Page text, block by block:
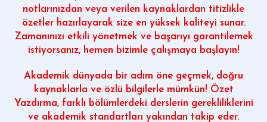
notlarınızdan veya verilen kaynaklardan titizlikle
özetler hazırlayarak size en yüksek kaliteyi sunar.
Zamanınızı etkili yönetmek ve başarıyı garantilemek
istiyorsanız, hemen bizimle çalışmaya başlayın!
Akademik dünyada bir adım öne geçmek, doğru
kaynaklarla ve özlü bilgilerle mümkün! Özet
Yazdırma, farklı bölümlerdeki derslerin gerekliliklerini
ve akademik standartları yakından takip eder.